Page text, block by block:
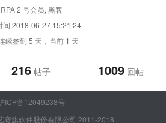
RPA2 号会员, 黑客
间 2018-06-27 15:21:24
续签到 5 天，当前 1 天
216 帖子 1009 回帖
ICP备12049238号
赛旗软件股份有限公司 2011-2018